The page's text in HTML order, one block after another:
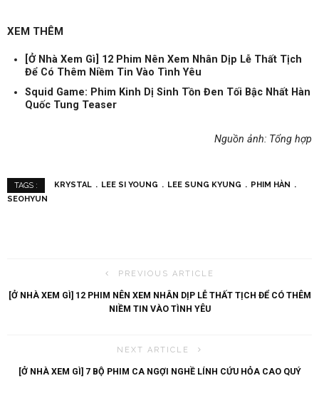
XEM THÊM
[Ở Nhà Xem Gì] 12 Phim Nên Xem Nhân Dịp Lễ Thất Tịch
Để Có Thêm Niềm Tin Vào Tình Yêu
Squid Game: Phim Kinh Dị Sinh Tồn Đen Tối Bậc Nhất Hàn
Quốc Tung Teaser
Nguồn ảnh: Tổng hợp
TAGS : KRYSTAL LEE SI YOUNG LEE SUNG KYUNG
PHIM HÀN
SEOHYUN
PREVIOUS ARTICLE
[Ở NHÀ XEM GÌ] 12 PHIM NÊN XEM NHÂN DỊP LỄ THẤT TỊCH ĐỂ CÓ THÊM
NIỀM TIN VÀO TÌNH YÊU
NEXT ARTICLE
[Ở NHÀ XEM GÌ] 7 BỘ PHIM CA NGỢI NGHỀ LÍNH CỨU HỎA CAO QUÝ